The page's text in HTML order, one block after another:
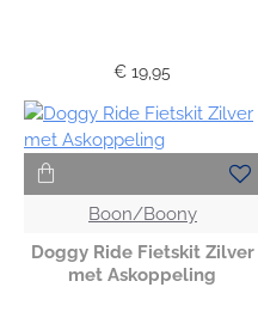
€ 19,95
Boon/Boony
Doggy Ride Fietskit Zilver
met Askoppeling